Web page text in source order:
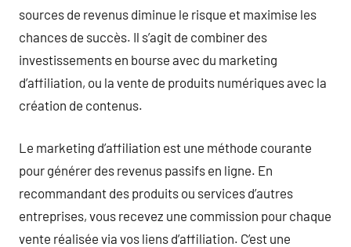
sources de revenus diminue le risque et maximise les
chances de succès. Il s’agit de combiner des
investissements en bourse avec du marketing
d’affiliation, ou la vente de produits numériques avec la
création de contenus.
Le marketing d’affiliation est une méthode courante
pour générer des revenus passifs en ligne. En
recommandant des produits ou services d’autres
entreprises, vous recevez une commission pour chaque
vente réalisée via vos liens d’affiliation. C’est une